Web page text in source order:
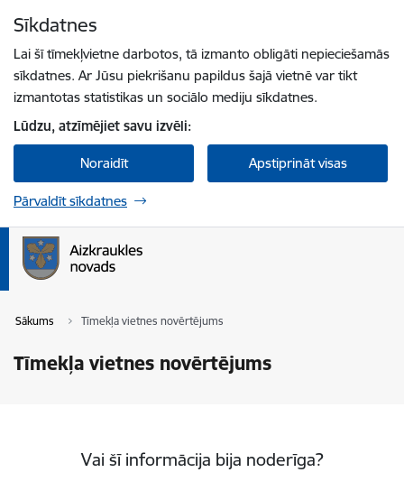
Sīkdatnes
Lai šī tīmekļvietne darbotos, tā izmanto obligāti nepieciešamās
sīkdatnes. Ar Jūsu piekrišanu papildus šajā vietnē var tikt
izmantotas statistikas un sociālo mediju sīkdatnes.
Lūdzu, atzīmējiet savu izvēli:
Noraidīt Apstiprināt visas
Pārvaldīt sīkdatnes
Sākums Tīmekļa vietnes novērtējums
Tīmekļa vietnes novērtējums
Vai šī informācija bija noderīga?